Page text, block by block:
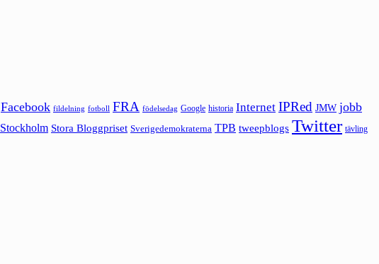
Facebook fildelning fotboll FRA födelsedag Google historia Internet IPRed JMW jobb
Stockholm Stora Bloggpriset Sverigedemokraterna TPB tweepblogs Twitter tävling